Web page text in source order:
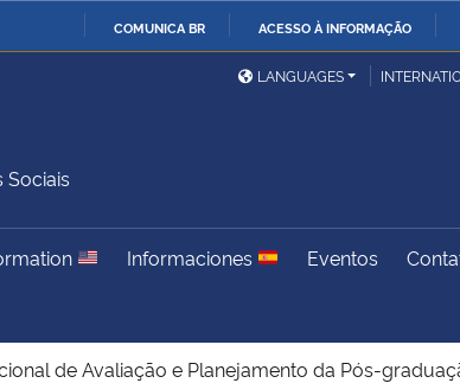
COMUNICA BR ACESSO À INFORMAÇÃO
da Defesa
Ministério das Relações
ExterioresLANGUAGES
Sociais
Informaciones Eventos
de Avaliação e Planejamento da Pós-